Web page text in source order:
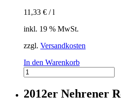
11,33 € /l
inkl. 19 % MwSt.
zzgl. Versandkosten
In den Warenkorb
2020er
Ediger
Elzhofberg
Riesling-
2012er Nehrener